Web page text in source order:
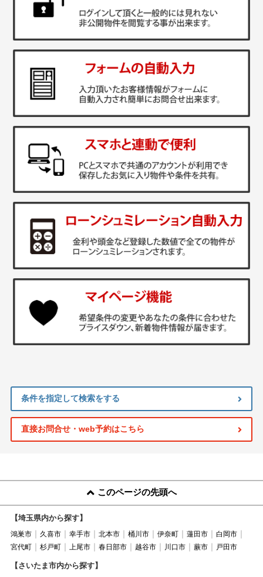
条件を指定して検索をする
直接お問合せ・web予約はこちら
このページの先頭へ
【埼玉県内から探す】
鴻巣市 久喜市 幸手市 北本市 桶川市 伊奈町 蓮田市
白岡市
宮代町
杉戸町 上尾市 春日部市 越谷市 川口市 蕨市 戸田市
【さいたま市内から探す】